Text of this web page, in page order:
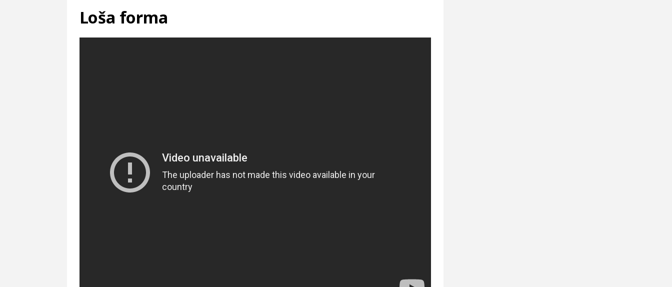
Loša forma